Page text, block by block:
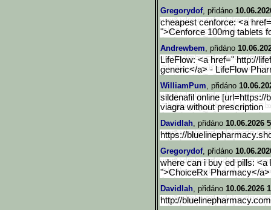
Gregorydof, přidáno
cheapest cenforce: <a
">Cenforce 100mg tablets
Andrewbem, přidáno
LifeFlow: <a href=" http://
generic</a> - LifeFlow
WilliamPum, přidáno
sildenafil online [url=https://
viagra without prescription
Davidlah, přidáno 10.06.2026
https://
Gregorydof, přidáno
where can i buy ed pills:
">ChoiceRx Pharmacy</
Davidlah, přidáno 10.06.2026
http://